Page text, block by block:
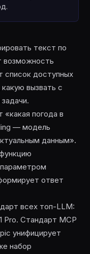
текст по
возможность
список доступных
вызвать с
погода в
— модель
данным».
ответ
всех топ-LLM:
Pro. Стандарт MCP
унифицирует
набор